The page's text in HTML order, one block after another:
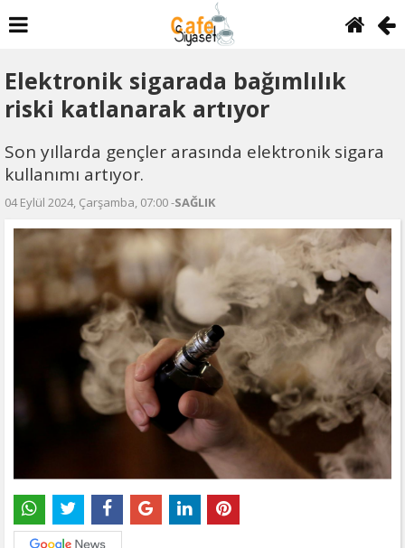
Elektronik sigarada bağımlılık
riski katlanarak artıyor
Son yıllarda gençler arasında elektronik sigara
kullanımı artıyor.
04 Eylül 2024, Çarşamba, 07:00 -SAĞLIK